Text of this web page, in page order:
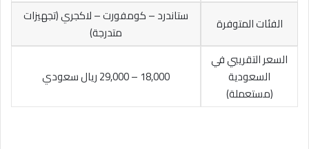
الفئات المتوفرة
ستاندرد – كومفورت – لاكجري (تجهيزات
متدرجة)
السعر التقريبي في
السعودية
(مستعملة)
18,000 – 29,000 ريال سعودي